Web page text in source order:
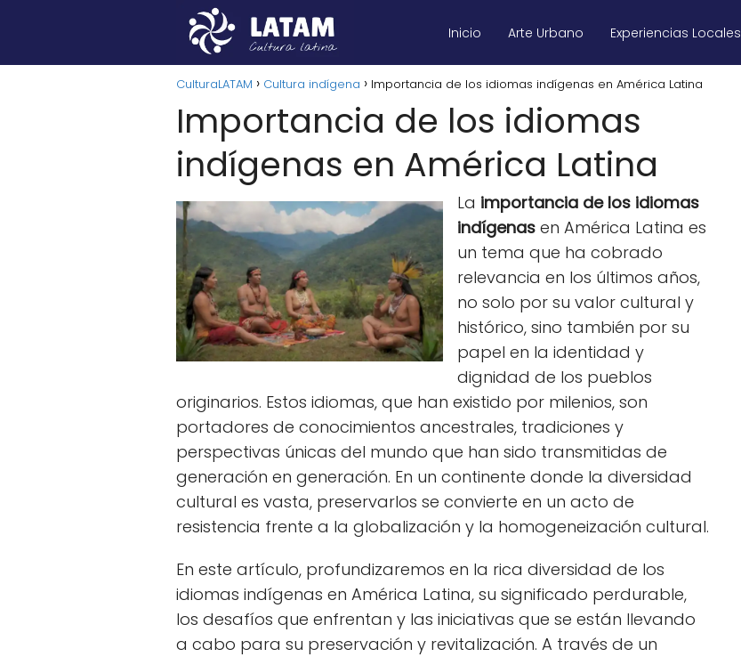
Inicio Arte Urbano Experiencias Locales
CulturaLATAM Cultura indígena Importancia de los idiomas indígenas en América Latina
Importancia de los idiomas
indígenas en América Latina
La importancia de los idiomas
indígenas en América Latina es
un tema que ha cobrado
relevancia en los últimos años,
no solo por su valor cultural y
histórico, sino también por su
papel en la identidad y
dignidad de los pueblos
originarios. Estos idiomas, que han existido por milenios, son
portadores de conocimientos ancestrales, tradiciones y
perspectivas únicas del mundo que han sido transmitidas de
generación en generación. En un continente donde la diversidad
cultural es vasta, preservarlos se convierte en un acto de
resistencia frente a la globalización y la homogeneización cultural.
En este artículo, profundizaremos en la rica diversidad de los
idiomas indígenas en América Latina, su significado perdurable,
los desafíos que enfrentan y las iniciativas que se están llevando
a cabo para su preservación y revitalización. A través de un